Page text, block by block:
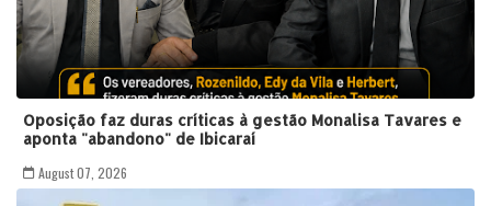
Oposição faz duras críticas à gestão Monalisa Tavares e
aponta "abandono" de Ibicaraí
August 07, 2026